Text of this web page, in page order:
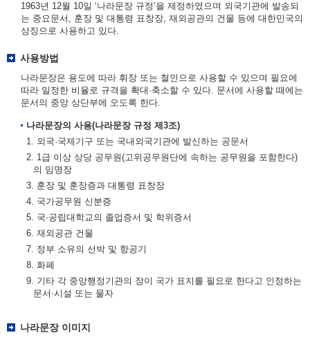
1963년 12월 10일 ‘나라문장 규정’을 제정하였으며 외국기관에 발송되
는 중요문서, 훈장 및 대통령 표창장, 재외공관의 건물 등에 대한민국의
상징으로 사용하고 있다.
사용방법
나라문장은 용도에 따라 휘장 또는 철인으로 사용할 수 있으며 필요에
따라 일정한 비율로 규격을 확대·축소할 수 있다. 문서에 사용할 때에는
문서의 중앙 상단부에 오도록 한다.
나라문장의 사용(나라문장 규정 제3조)
1. 외국·국제기구 또는 국내외국기관에 발신하는 공문서
2. 1급 이상 상당 공무원(고위공무원단에 속하는 공무원을 포함한다)
의 임명장
3. 훈장 및 훈장증과 대통령 표창장
4. 국가공무원 신분증
5. 국·공립대학교의 졸업증서 및 학위증서
6. 재외공관 건물
7. 정부 소유의 선박 및 항공기
8. 화폐
9. 기타 각 중앙행정기관의 장이 국가 표지를 필요로 한다고 인정하는
문서·시설 또는 물자
나라문장 이미지